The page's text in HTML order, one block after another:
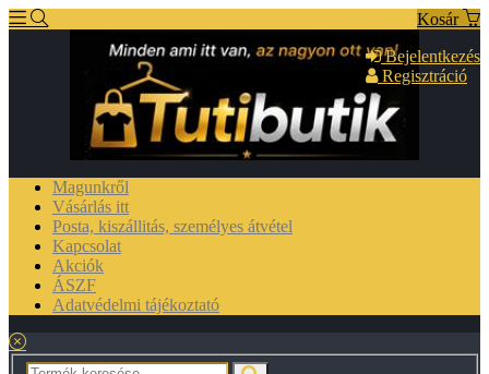
Kosár
Bejelentkezés
Regisztráció
Magunkről
Vásárlás itt
Posta, kiszállitás, személyes átvétel
Kapcsolat
Akciók
ÁSZF
Adatvédelmi tájékoztató